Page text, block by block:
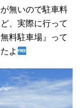
無いので駐車料
、実際に行って
料駐車場』って
よ